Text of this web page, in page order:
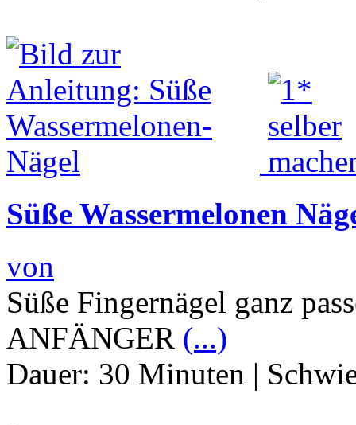
Süße Wassermelonen
von
Süße Fingernägel ganz
ANFÄNGER (...)
Dauer: 30 Minuten |